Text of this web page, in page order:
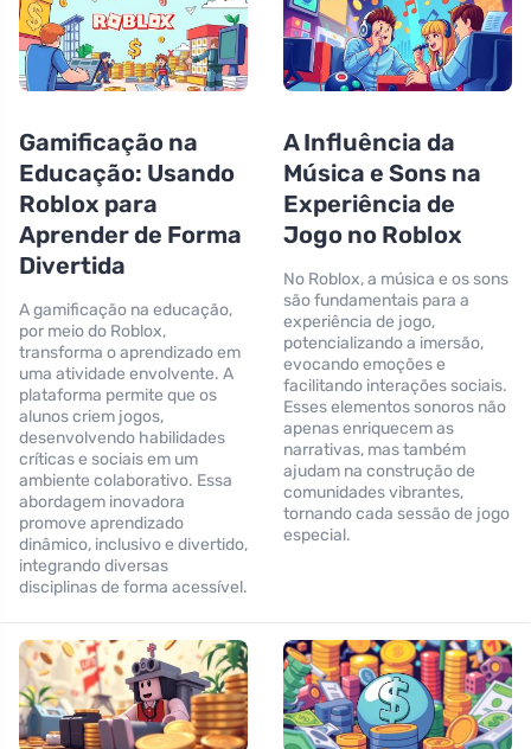
Gamificação na
Educação: Usando
Roblox para
Aprender de Forma
Divertida
A gamificação na educação,
por meio do Roblox,
transforma o aprendizado em
uma atividade envolvente. A
plataforma permite que os
alunos criem jogos,
desenvolvendo habilidades
críticas e sociais em um
ambiente colaborativo. Essa
abordagem inovadora
promove aprendizado
dinâmico, inclusivo e divertido,
integrando diversas
disciplinas de forma acessível.
A Influência da
Música e Sons na
Experiência de
Jogo no Roblox
No Roblox, a música e os sons
são fundamentais para a
experiência de jogo,
potencializando a imersão,
evocando emoções e
facilitando interações sociais.
Esses elementos sonoros não
apenas enriquecem as
narrativas, mas também
ajudam na construção de
comunidades vibrantes,
tornando cada sessão de jogo
especial.